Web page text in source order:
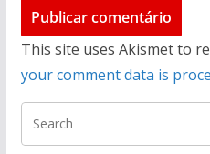
This site uses Akismet to
your comment data is